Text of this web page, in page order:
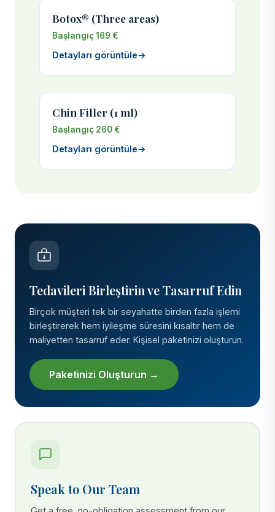
Botox® (Three areas)
Başlangıç 169 €
Detayları görüntüle→
Chin Filler (1 ml)
Başlangıç 260 €
Detayları görüntüle→
Tedavileri Birleştirin ve Tasarruf Edin
Birçok müşteri tek bir seyahatte birden fazla işlemi
birleştirerek hem iyileşme süresini kısaltır hem de
maliyetten tasarruf eder. Kişisel paketinizi oluşturun.
Paketinizi Oluşturun →
Speak to Our Team